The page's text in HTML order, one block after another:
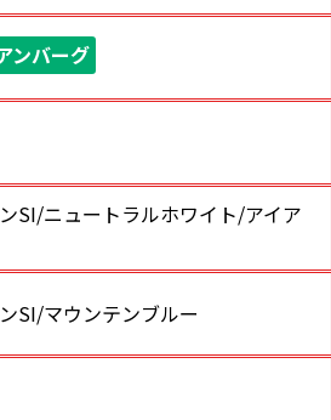
ンバーグ
SI/ニュートラルホワイト/アイア
SI/マウンテンブルー